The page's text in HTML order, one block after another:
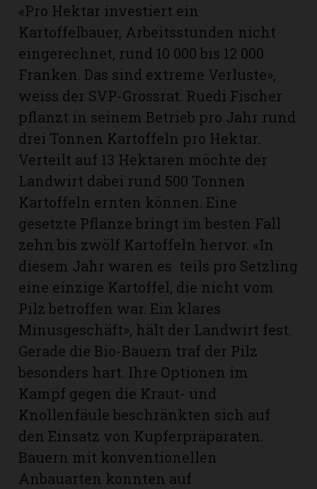
«Pro Hektar investiert ein
Kartoffelbauer, Arbeitsstunden nicht
eingerechnet, rund 10 000 bis 12 000
Franken. Das sind extreme Verluste»,
weiss der SVP-Grossrat. Ruedi Fischer
pflanzt in seinem Betrieb pro Jahr rund
drei Tonnen Kartoffeln pro Hektar.
Verteilt auf 13 Hektaren möchte der
Landwirt dabei rund 500 Tonnen
Kartoffeln ernten können. Eine
gesetzte Pflanze bringt im besten Fall
zehn bis zwölf Kartoffeln hervor. «In
diesem Jahr waren es teils pro Setzling
eine einzige Kartoffel, die nicht vom
Pilz betroffen war. Ein klares
Minusgeschäft», hält der Landwirt fest.
Gerade die Bio-Bauern traf der Pilz
besonders hart. Ihre Optionen im
Kampf gegen die Kraut- und
Knollenfäule beschränkten sich auf
den Einsatz von Kupferpräparaten.
Bauern mit konventionellen
Anbauarten konnten auf